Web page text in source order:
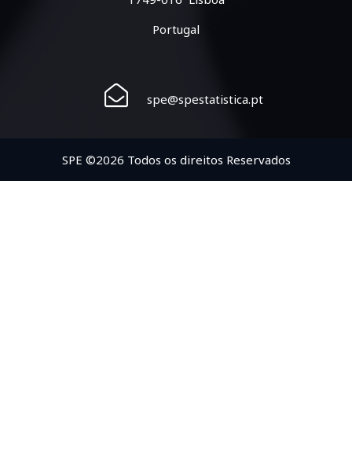
Portugal
spe@spestatistica.pt
SPE ©2026 Todos os direitos Reservados